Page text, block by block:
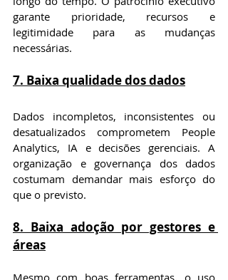
garante prioridade, recursos e
legitimidade para as mudanças
necessárias.
7. Baixa qualidade dos dados
Dados incompletos, inconsistentes ou
desatualizados comprometem People
Analytics, IA e decisões gerenciais. A
organização e governança dos dados
costumam demandar mais esforço do
que o previsto.
8. Baixa adoção por gestores e
áreas
Mesmo com boas ferramentas, o uso